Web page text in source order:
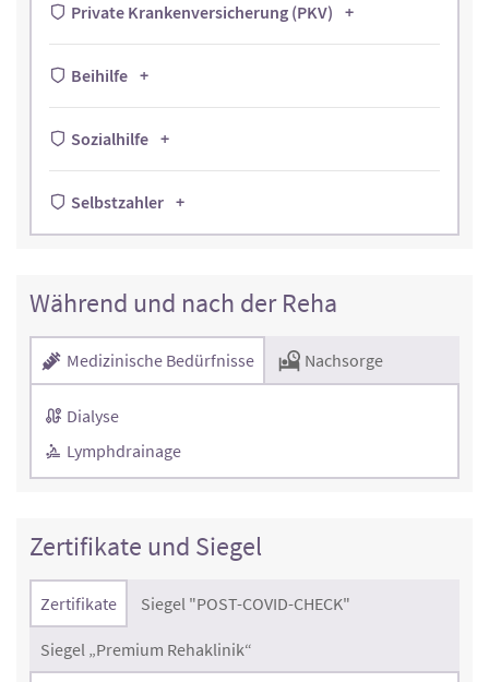
Private Krankenversicherung (PKV)
Beihilfe
Sozialhilfe
Selbstzahler
Während und nach der Reha
Medizinische Bedürfnisse Nachsorge
Dialyse
Lymphdrainage
Zertifikate und Siegel
Zertifikate Siegel "POST-COVID-CHECK"
Siegel „Premium Rehaklinik“